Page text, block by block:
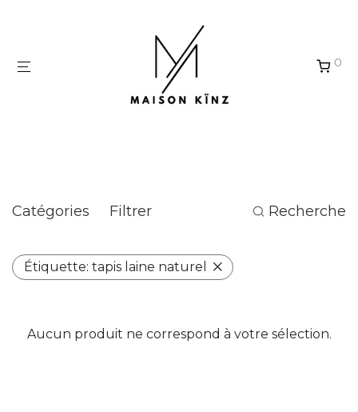
0
Catégories Filtrer Recherche
Étiquette: tapis laine naturel
Aucun produit ne correspond à votre sélection.